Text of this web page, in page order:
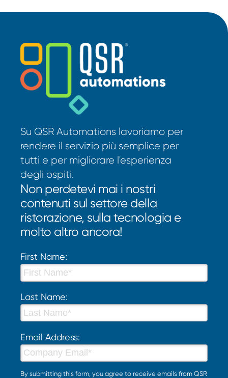
Su QSR Automations lavoriamo per
rendere il servizio più semplice per
tutti e per migliorare l'esperienza
degli ospiti.
Non perdetevi mai i nostri
contenuti sul settore della
ristorazione, sulla tecnologia e
molto altro ancora!
First Name:
Last Name:
Email Address:
By submitting this form, you agree to receive emails from QSR